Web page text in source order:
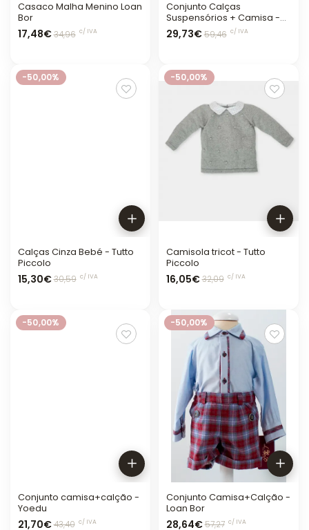
Casaco Malha Menino Loan
Bor
17,48€34,96 c/ IVA
Conjunto Calças
Suspensórios + Camisa -
Yoedu
29,73€59,46 c/ IVA
-50,00%
Calças Cinza Bebé - Tutto
Piccolo
15,30€30,59 c/ IVA
-50,00%
Camisola tricot - Tutto
Piccolo
16,05€32,09 c/ IVA
-50,00%
Conjunto camisa+calção -
Yoedu
21,70€43,40 c/ IVA
-50,00%
Conjunto Camisa+Calção -
Loan Bor
28,64€57,27 c/ IVA